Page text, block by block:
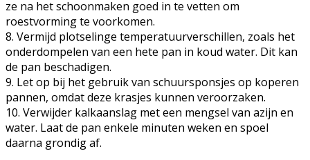
ze na het schoonmaken goed in te vetten om
roestvorming te voorkomen.
8. Vermijd plotselinge temperatuurverschillen, zoals het
onderdompelen van een hete pan in koud water. Dit kan
de pan beschadigen.
9. Let op bij het gebruik van schuursponsjes op koperen
pannen, omdat deze krasjes kunnen veroorzaken.
10. Verwijder kalkaanslag met een mengsel van azijn en
water. Laat de pan enkele minuten weken en spoel
daarna grondig af.